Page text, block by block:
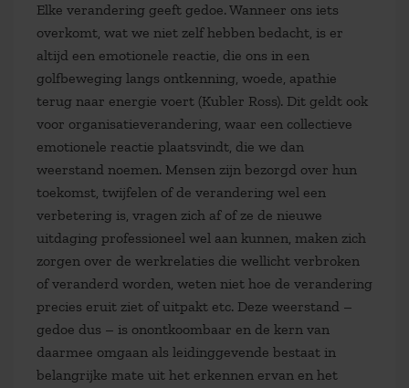
Elke verandering geeft gedoe. Wanneer ons iets
overkomt, wat we niet zelf hebben bedacht, is er
altijd een emotionele reactie, die ons in een
golfbeweging langs ontkenning, woede, apathie
terug naar energie voert (Kubler Ross). Dit geldt ook
voor organisatieverandering, waar een collectieve
emotionele reactie plaatsvindt, die we dan
weerstand noemen. Mensen zijn bezorgd over hun
toekomst, twijfelen of de verandering wel een
verbetering is, vragen zich af of ze de nieuwe
uitdaging professioneel wel aan kunnen, maken zich
zorgen over de werkrelaties die wellicht verbroken
of veranderd worden, weten niet hoe de verandering
precies eruit ziet of uitpakt etc. Deze weerstand –
gedoe dus – is onontkoombaar en de kern van
daarmee omgaan als leidinggevende bestaat in
belangrijke mate uit het erkennen ervan en het